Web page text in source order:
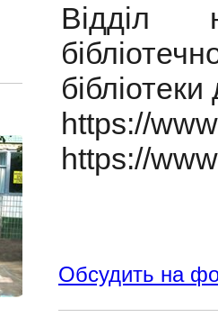
Відділ
https://
https://
Обсудить на